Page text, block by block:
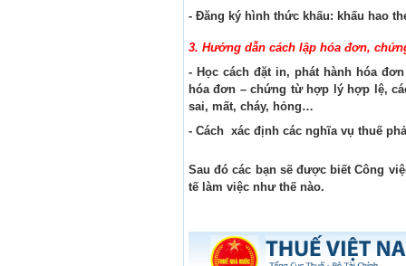
- Đăng ký hình thức khấu: khấu hao
3. Hướng dẫn cách lập hóa đơn,
- Học cách đặt in, phát hành hóa
hóa đơn – chứng từ hợp lý hợp lệ,
sai, mất, cháy, hỏng…
- Cách xác định các nghĩa vụ thuế
Sau đó các bạn sẽ được biết Công
tế làm việc như thế nào.